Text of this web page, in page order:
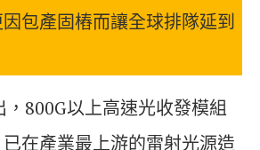
包產固樁而讓全球排隊延到
800G以上高速光收發模組
在產業最上游的雷射光源造